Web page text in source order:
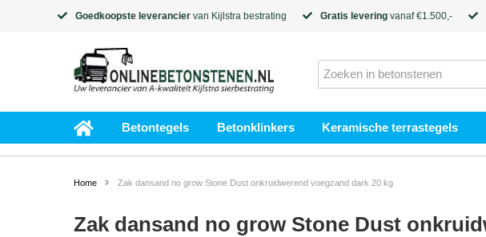
Goedkoopste leverancier van Kijlstra bestrating Gratis levering vanaf €1.500,-
Betontegels Betonklinkers Keramische terrastegels
Home Zak dansand no grow Stone Dust onkruidwerend voegzand dark 20 kg
Zak dansand no grow Stone Dust